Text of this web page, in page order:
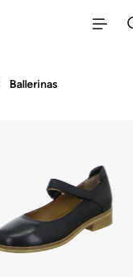
Ballerinas